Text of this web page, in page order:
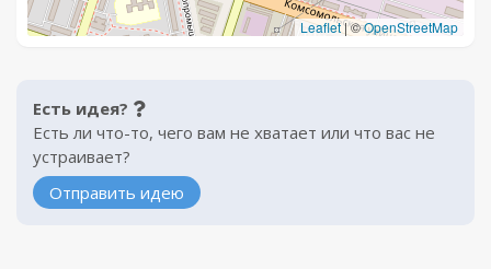
Leaflet|©OpenStreetMap
Есть идея?
Есть ли что-то, чего вам не хватает или что вас не
устраивает?
Отправить идею